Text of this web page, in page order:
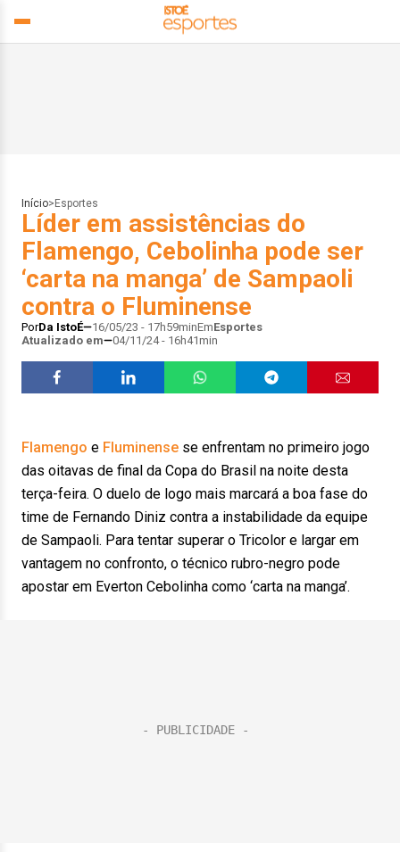
Início> Esportes
Líder em assistências do
Flamengo, Cebolinha pode ser
‘carta na manga’ de Sampaoli
contra o Fluminense
PorDa IstoÉ 16/05/23 - 17h59minEmEsportes
Atualizado em
04/11/24 - 16h41min
Flamengo e Fluminense se enfrentam no primeiro jogo
das oitavas de final da Copa do Brasil na noite desta
terça-feira. O duelo de logo mais marcará a boa fase do
time de Fernando Diniz contra a instabilidade da equipe
de Sampaoli. Para tentar superar o Tricolor e largar em
vantagem no confronto, o técnico rubro-negro pode
apostar em Everton Cebolinha como ‘carta na manga’.